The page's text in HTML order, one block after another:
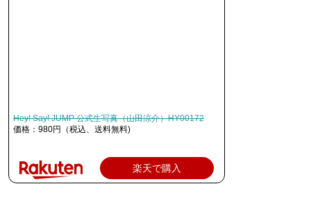
Hey! Say! JUMP 公式生写真（山田涼介）HY00172
価格：980円（税込、送料無料)
楽天で購入